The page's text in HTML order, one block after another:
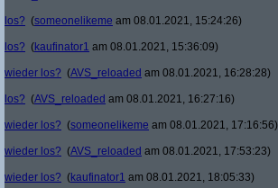
los? (someonelikeme am 08.01.2021, 15:24:26)
los? (kaufinator1 am 08.01.2021, 15:36:09)
wieder los? (AVS_reloaded am 08.01.2021, 16:28:28)
los? (AVS_reloaded am 08.01.2021, 16:27:16)
wieder los? (someonelikeme am 08.01.2021, 17:16:56)
wieder los? (AVS_reloaded am 08.01.2021, 17:53:23)
wieder los? (kaufinator1 am 08.01.2021, 18:05:33)